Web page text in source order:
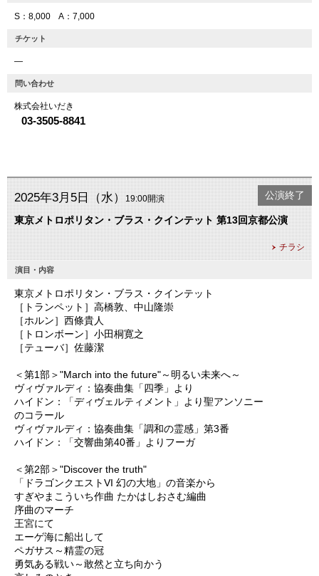
S：8,000 A：7,000
チケット
―
問い合わせ
株式会社いだき
03-3505-8841
2025年3月5日（水）19:00開演
東京メトロポリタン・ブラス・クインテット 第13回京都公演
チラシ
公演終了
演目・内容
東京メトロポリタン・ブラス・クインテット
［トランペット］高橋敦、中山隆崇
［ホルン］西條貴人
［トロンボーン］小田桐寛之
［テューバ］佐藤潔
＜第1部＞"March into the future"～明るい未来へ～
ヴィヴァルディ：協奏曲集「四季」より
ハイドン：「ディヴェルティメント」より聖アンソニー
のコラール
ヴィヴァルディ：協奏曲集「調和の霊感」第3番
ハイドン：「交響曲第40番」よりフーガ
＜第2部＞"Discover the truth"
「ドラゴンクエストVI 幻の大地」の音楽から
すぎやまこういち作曲 たかはしおさむ編曲
序曲のマーチ
王宮にて
エーゲ海に船出して
ペガサス～精霊の冠
勇気ある戦い～敢然と立ち向かう